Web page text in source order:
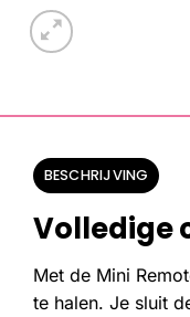
BESCHRIJVING
Volledige
Met de Mini
te halen. Je sluit